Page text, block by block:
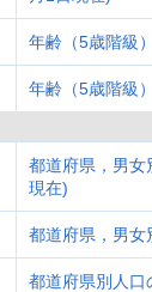
年齢（5歳階級
年齢（5歳階級
都道府県，男女
現在)
都道府県，男女
都道府県別人口